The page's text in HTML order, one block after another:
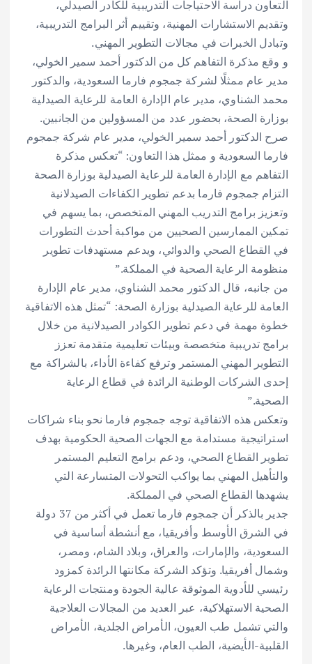
التعاون دراسة الاحتياجات التدريبية للكادر الصيدلي،
وتقديم الاستشارات المهنية، وتقييم أثر البرامج التدريبية،
وتبادل الخبرات في مجالات التطوير المهني.
و وقع مذكرة التفاهم كل من الدكتور أحمد سمير الخولي،
مدير عام ممثلًا لشركة جمجوم فارما السعودية، والدكتور
محمد الشناوي، مدير عام الإدارة العامة للرعاية الصيدلية
بوزارة الصحة، بحضور عدد من المسؤولين من الجانبين.
صرح الدكتور أحمد سمير الخولي، مدير عام شركة جمجوم
فارما السعودية و ممثل هذا التعاون: “تعكس مذكرة
التفاهم مع الإدارة العامة للرعاية الصيدلية بوزارة الصحة
التزام جمجوم فارما بدعم تطوير الكفاءات الصيدلانية
وتعزيز برامج التدريب المهني المتخصص، بما يسهم في
تمكين الممارسين الصحيين من مواكبة أحدث التطورات
في القطاع الصحي والدوائي، ويدعم مستهدفات تطوير
منظومة الرعاية الصحية في المملكة.”
من جانبه، قال الدكتور محمد الشناوي، مدير عام الإدارة
العامة للرعاية الصيدلية بوزارة الصحة: “تمثل هذه الاتفاقية
خطوة مهمة في دعم تطوير الكوادر الصيدلانية من خلال
برامج تدريبية متخصصة وبيئات تعليمية متقدمة تعزز
التطوير المهني المستمر وترفع كفاءة الأداء، بالشراكة مع
إحدى الشركات الوطنية الرائدة في قطاع الرعاية
الصحية.”
وتعكس هذه الاتفاقية توجه جمجوم فارما نحو بناء شراكات
استراتيجية مستدامة مع الجهات الصحية الحكومية بهدف
تطوير القطاع الصحي، ودعم برامج التعليم المستمر
والتأهيل المهني بما يواكب التحولات المتسارعة التي
يشهدها القطاع الصحي في المملكة.
جدير بالذكر أن جمجوم فارما تعمل في أكثر من 37 دولة
في الشرق الأوسط وأفريقيا، مع أنشطة أساسية في
السعودية، والإمارات، والعراق، وبلاد الشام، ومصر،
وشمال أفريقيا. وتؤكد الشركة مكانتها الرائدة كمزود
رئيسي للأدوية الموثوقة عالية الجودة ومنتجات الرعاية
الصحية الاستهلاكية، عبر العديد من المجالات العلاجية
والتي تشمل طب العيون، الأمراض الجلدية، الأمراض
القلبية-الأيضية، الطب العام، وغيرها.